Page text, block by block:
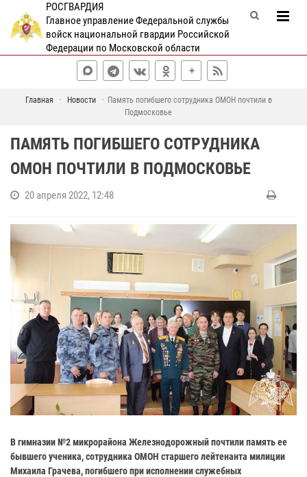
РОСГВАРДИЯ
Главное управление Федеральной службы
войск национальной гвардии Российской
Федерации по Московской области
Главная Новости
Память погибшего сотрудника ОМОН почтили в
Подмосковье
ПАМЯТЬ ПОГИБШЕГО СОТРУДНИКА
ОМОН ПОЧТИЛИ В ПОДМОСКОВЬЕ
20 апреля 2022, 12:48
В гимназии №2 микрорайона Железнодорожный почтили память ее
бывшего ученика, сотрудника ОМОН старшего лейтенанта милиции
Михаила Грачева, погибшего при исполнении служебных